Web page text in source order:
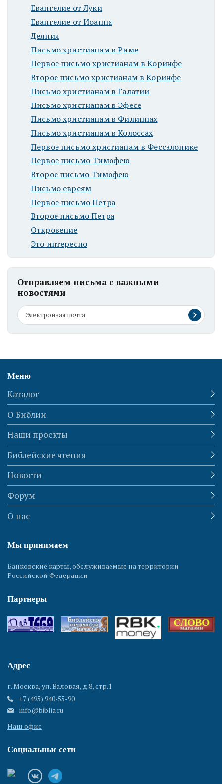
Евангелие от Луки
Евангелие от Иоанна
Деяния
Письмо христианам в Риме
Первое письмо христианам в Коринфе
Второе письмо христианам в Коринфе
Письмо христианам в Галатии
Письмо христианам в Эфесе
Письмо христианам в Филиппах
Письмо христианам в Колоссах
Первое письмо христианам в Фессалонике
Первое письмо Тимофею
Второе письмо Тимофею
Письмо евреям
Первое письмо Петра
Второе письмо Петра
Откровение
Это интересно
Отправляем письма с важными
новостями
Меню
Каталог
О Библии
Наши проекты
Библейские чтения
Новости
Форум
О нас
Мы принимаем
Банковские карты, обслуживаемые на территории
Российской Федерации
Партнеры
Адрес
г. Москва, ул. Валовая, д.8, стр.1
+7 (495) 940-55-90
info@biblia.ru
Наш офис
Социальные сети